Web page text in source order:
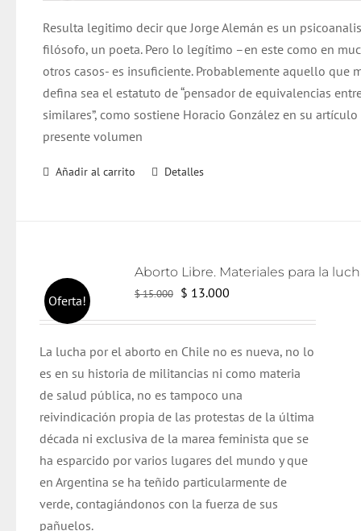
era:
$ 18.000.
es:
$ 12.600.
Resulta legitimo decir que Jorge Alemán es un
filósofo, un poeta. Pero lo legítimo –en este como en
otros casos- es insuficiente. Probablemente aquello que
defina sea el estatuto de “pensador de equivalencias
similares”, como sostiene Horacio González en su
presente volumen
Añadir al carrito Detalles
Oferta! $15.000 El
era:
$ 15.000.
$ 13.000El
es:
$ 13.000.
La lucha por el aborto en Chile no es nueva, no lo
es en su historia de militancias ni como materia
de salud pública, no es tampoco una
reivindicación propia de las protestas de la última
década ni exclusiva de la marea feminista que se
ha esparcido por varios lugares del mundo y que
en Argentina se ha teñido particularmente de
verde, contagiándonos con la fuerza de sus
pañuelos.